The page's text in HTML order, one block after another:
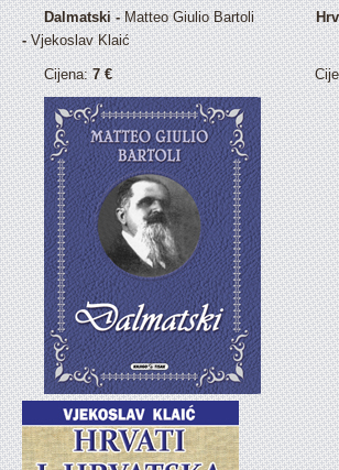
Dalmatski -Matteo Giulio Bartoli
-Vjekoslav Klaić
Cijena:7 €